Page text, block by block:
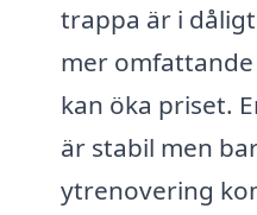
trappa är i
mer
kan öka priset.
är stabil men
ytrenovering